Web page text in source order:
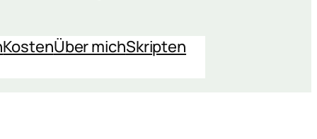
KostenÜber michSkripten